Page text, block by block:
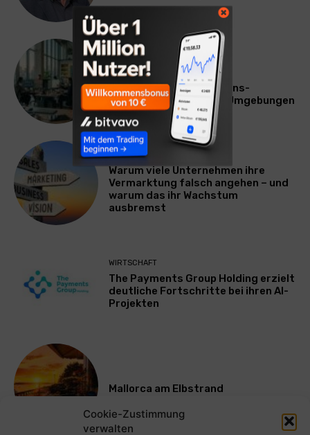
Cookie-Zustimmung
verwalten
TECHNIK
SourcingBlox startet
CentaurNexus: Operations-
Plattform für Zscaler-Umgebungen
WERBUNG & MARKETING
Warum viele Unternehmen ihre
Vermarktung falsch angehen – und
warum das ihr Wachstum
ausbremst
WIRTSCHAFT
The Payments Group Holding erzielt
deutliche Fortschritte bei ihren AI-
Projekten
Mallorca am Elbstrand